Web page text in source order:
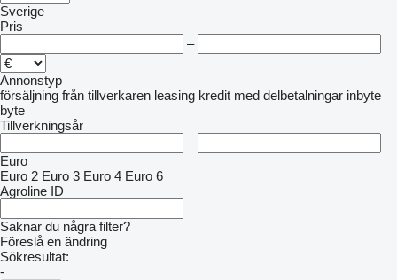
Sverige
Pris
–
Annonstyp
försäljning från tillverkaren leasing kredit med delbetalningar inbyte
byte
Tillverkningsår
–
Euro
Euro 2 Euro 3 Euro 4 Euro 6
Agroline ID
Saknar du några filter?
Föreslå en ändring
Sökresultat:
-